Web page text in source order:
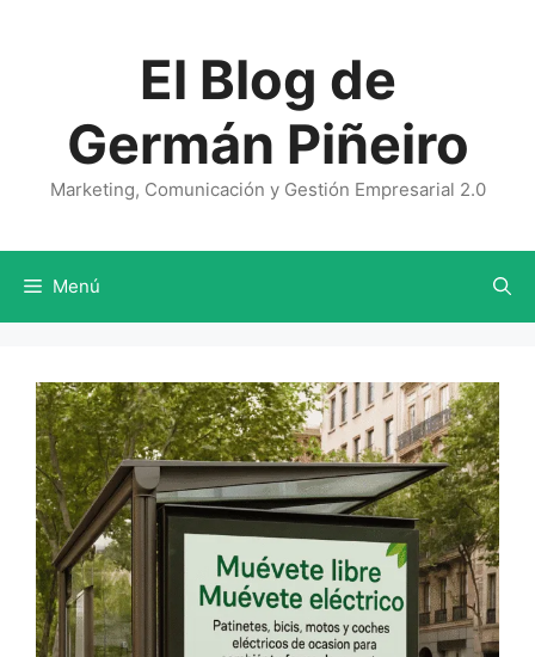
El Blog de
Germán Piñeiro
Marketing, Comunicación y Gestión Empresarial 2.0
Menú